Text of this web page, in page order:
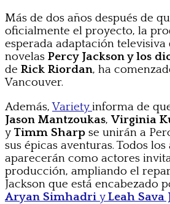
Más de dos años después de
oficialmente el proyecto, la
esperada adaptación televisiva
novelas Percy Jackson y los
de Rick Riordan, ha
Vancouver.
Además,Varietyinforma de
Jason Mantzoukas,Virginia
y Timm Sharp se unirán a
sus épicas aventuras. Todos
aparecerán como actores
producción, ampliando el
Jackson que está encabezado
Aryan Simhadri yLeah Sava